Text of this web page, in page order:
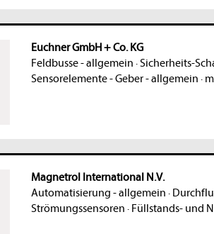
Euchner GmbH + Co. KG
Feldbusse - allgemein ·Sicherheits-
Sensorelemente - Geber - allgemein ·
Magnetrol International N.V.
Automatisierung - allgemein ·
Strömungssensoren · Füllstands- und